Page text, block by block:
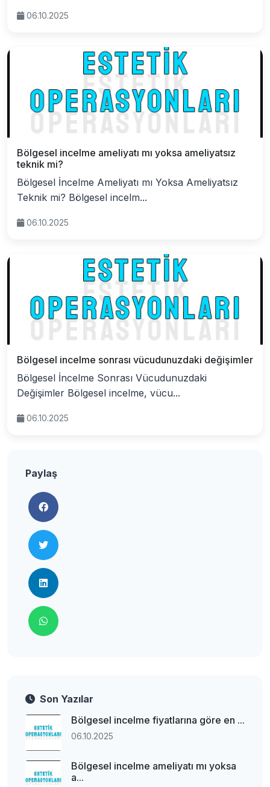
06.10.2025
Bölgesel incelme ameliyatı mı yoksa ameliyatsız
teknik mi?
Bölgesel İncelme Ameliyatı mı Yoksa Ameliyatsız
Teknik mi? Bölgesel incelm...
06.10.2025
Bölgesel incelme sonrası vücudunuzdaki değişimler
Bölgesel İncelme Sonrası Vücudunuzdaki
Değişimler Bölgesel incelme, vücu...
06.10.2025
Paylaş
Son Yazılar
Bölgesel incelme fiyatlarına göre en ...
06.10.2025
Bölgesel incelme ameliyatı mı yoksa
a...